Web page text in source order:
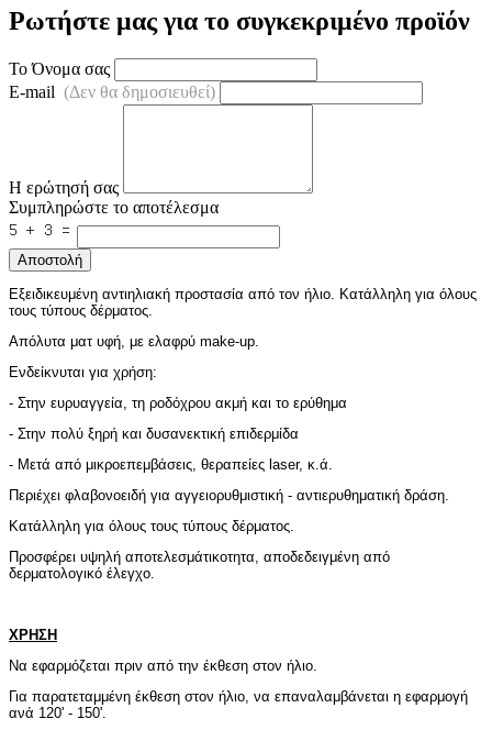
Ρωτήστε μας για το συγκεκριμένο προϊόν
Το Όνομα σας
E-mail (Δεν θα δημοσιευθεί)
Η ερώτησή σας
Συμπληρώστε το αποτέλεσμα
Αποστολή
Εξειδικευμένη αντιηλιακή προστασία από τον ήλιο. Κατάλληλη για όλους
τους τύπους δέρματος.
Απόλυτα ματ υφή, με ελαφρύ make-up.
Ενδείκνυται για χρήση:
- Στην ευρυαγγεία, τη ροδόχρου ακμή και το ερύθημα
- Στην πολύ ξηρή και δυσανεκτική επιδερμίδα
- Μετά από μικροεπεμβάσεις, θεραπείες laser, κ.ά.
Περιέχει φλαβονοειδή για αγγειορυθμιστική - αντιερυθηματική δράση.
Κατάλληλη για όλους τους τύπους δέρματος.
Προσφέρει υψηλή αποτελεσμάτικοτητα, αποδεδειγμένη από
δερματολογικό έλεγχο.
ΧΡΗΣΗ
Να εφαρμόζεται πριν από την έκθεση στον ήλιο.
Για παρατεταμμένη έκθεση στον ήλιο, να επαναλαμβάνεται η εφαρμογή
ανά 120' - 150'.